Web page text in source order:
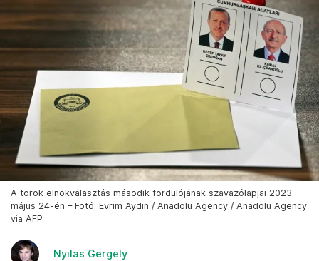
A török elnökválasztás második fordulójának szavazólapjai 2023.
május 24-én – Fotó: Evrim Aydin / Anadolu Agency / Anadolu Agency
via AFP
Nyilas Gergely